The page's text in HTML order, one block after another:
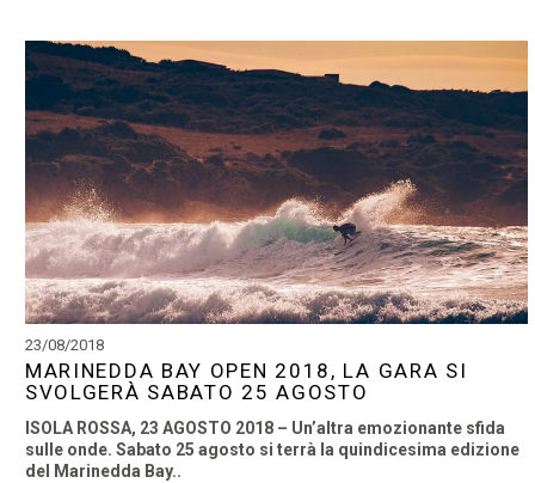
23/08/2018
MARINEDDA BAY OPEN 2018, LA GARA SI
SVOLGERÀ SABATO 25 AGOSTO
ISOLA ROSSA, 23 AGOSTO 2018 – Un’altra emozionante sfida
sulle onde. Sabato 25 agosto si terrà la quindicesima edizione
del Marinedda Bay..